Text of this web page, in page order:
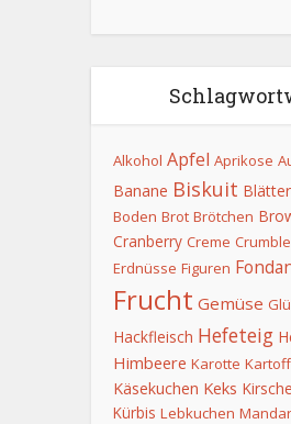
Alkohol Apfel Aprikose
Banane Biskuit
Boden Brot Brötchen
Cranberry Creme Crumble
Erdnüsse Figuren
Frucht Gemüse
Hackfleisch Hefeteig
Himbeere Karotte
Käsekuchen Keks Kirsche
Kürbis Lebkuchen